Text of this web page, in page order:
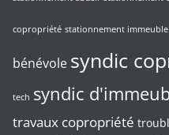
copropriété stationnement immeuble
bénévole syndic
tech syndic
travaux copropriété